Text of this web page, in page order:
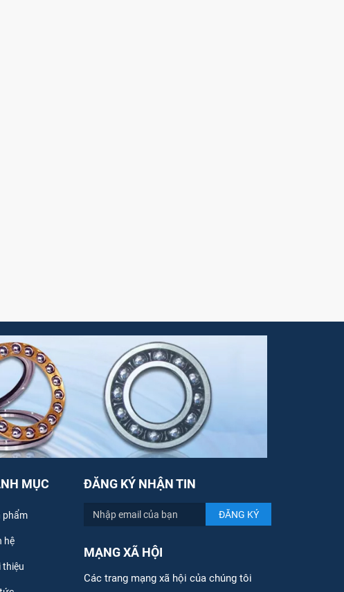
MỤC
phẩm
hệ
thiệu
ĐĂNG KÝ NHẬN TIN
MẠNG XÃ HỘI
Các trang mạng xã hội của chúng tôi